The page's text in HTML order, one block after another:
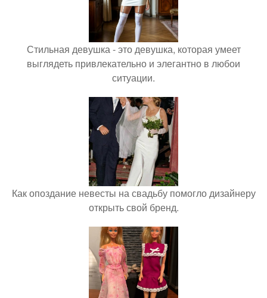
Стильная девушка - это девушка, которая умеет
выглядеть привлекательно и элегантно в любои
ситуации.
Как опоздание невесты на свадьбу помогло дизайнеру
открыть свой бренд.